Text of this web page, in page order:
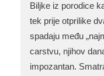
Biljke iz porodice
tek prije otprilike
spadaju među
carstvu, njihov
impozantan.